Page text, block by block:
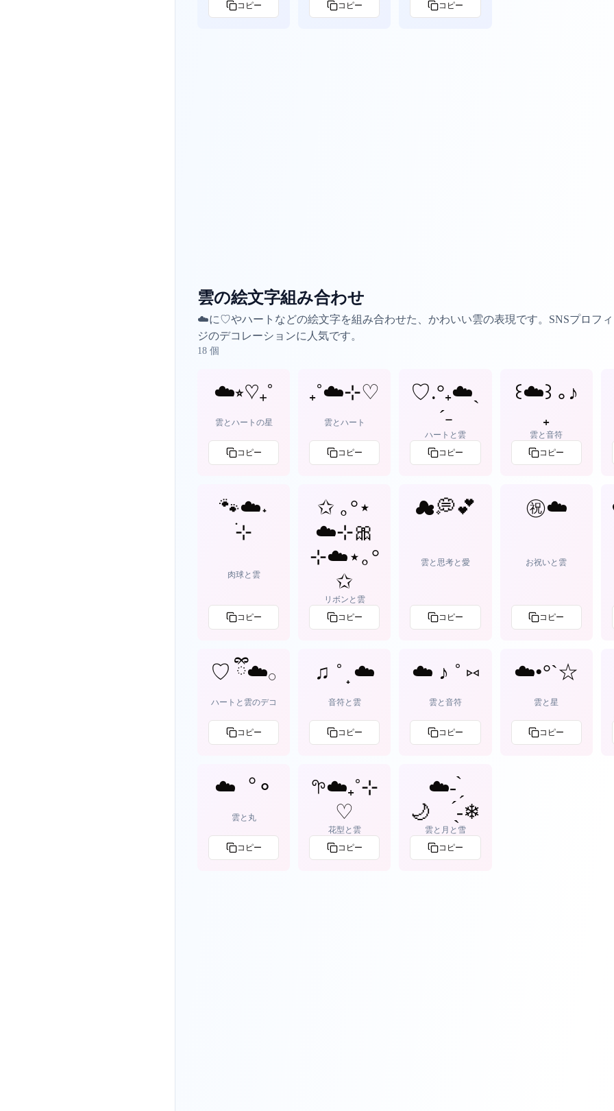
コピー コピー
コピー
雲の絵文字組み合わせ
☁️に♡やハートなどの絵文字を組み合わせた、かわいい雲の表現です。SNSプロフ
ジのデコレーションに人気です。
18 個
☁️⭒♡₊˚
雲とハートの星
コピー
₊˚☁️⊹♡
雲とハート
コピー
♡.°₊☁️ˎ
ˊ˗
ハートと雲
コピー
꒰☁️꒱ ｡♪
₊
雲と音符
コピー
🐾☁️˖
࣪⊹
肉球と雲
コピー
✩ ｡°⋆
☁️⊹🎀
⊹☁️⋆｡°
✩
リボンと雲
コピー
☁💭💕
雲と思考と愛
コピー
㊗️☁️
お祝いと雲
コピー
♡ ྀི☁️𓂂
ハートと雲のデコ
コピー
♫ ˚ ̟ ☁️
音符と雲
コピー
☁️ ♪ ˚ ⑅
雲と音符
コピー
☁️•°`☆
雲と星
コピー
☁️︒⚬
雲と丸
コピー
𖧧☁️₊˚⊹
♡
花型と雲
コピー
☁️- ̗̀
🌙 ̖́-❄
雲と月と雪
コピー